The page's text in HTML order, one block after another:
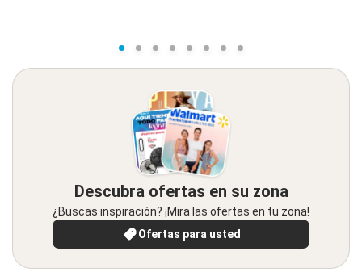
Descubra ofertas en su zona
¿Buscas inspiración? ¡Mira las ofertas en tu zona!
Ofertas para usted